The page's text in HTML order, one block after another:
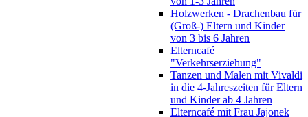
Holzwerken - Drachenbau für
(Groß-) Eltern und Kinder
von 3 bis 6 Jahren
Elterncafé
"Verkehrserziehung"
Tanzen und Malen mit Vivaldi
in die 4-Jahreszeiten für Eltern
und Kinder ab 4 Jahren
Elterncafé mit Frau Jajonek